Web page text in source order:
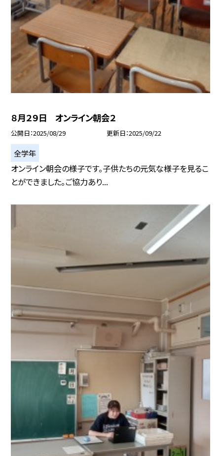
８月２９日 オンライン朝会２
公開日 2025/08/29 更新日 2025/09/22
全学年
オンライン朝会の様子です。子供たちの元気な様子を見るこ
とができました。ご協力あり...